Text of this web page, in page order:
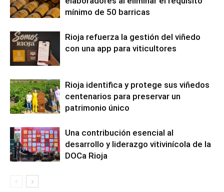
mínimo de 50 barricas
Rioja refuerza la gestión del viñedo
con una app para viticultores
Rioja identifica y protege sus viñedos
centenarios para preservar un
patrimonio único
Una contribución esencial al
desarrollo y liderazgo vitivinícola de la
DOCa Rioja